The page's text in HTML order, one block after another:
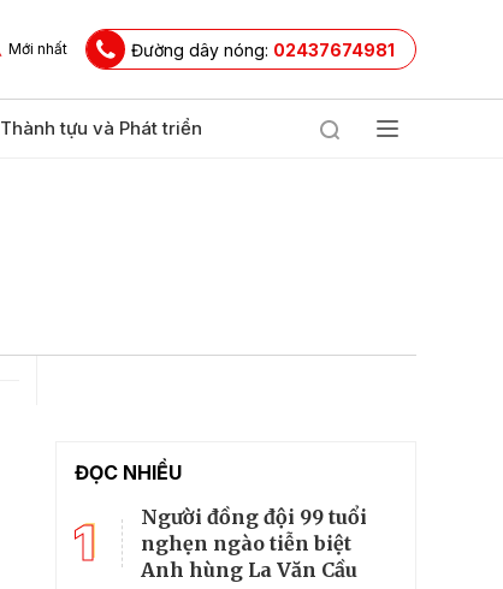
Mới nhất Đường dây nóng: 02437674981
Thành tựu và Phát triển
ĐỌC NHIỀU
1
Người đồng đội 99 tuổi
nghẹn ngào tiễn biệt
Anh hùng La Văn Cầu